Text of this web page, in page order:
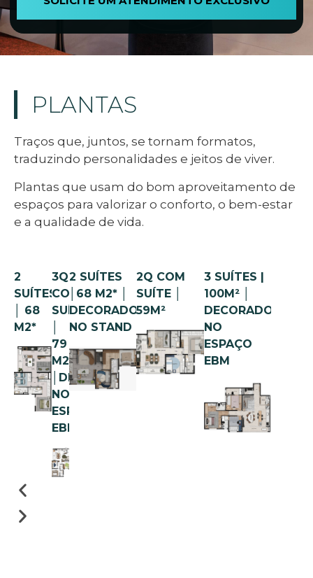
PLANTAS
Traços que, juntos, se tornam formatos,
traduzindo personalidades e jeitos de viver.
Plantas que usam do bom aproveitamento de
espaços para valorizar o conforto, o bem-estar
e a qualidade de vida.
2
SUÍTES
│ 68
M2*
3Q
COM
SUÍTE
79
M2
│DECORADO
NO
ESPAÇO
EBM
2 SUÍTES
│68 M2* │
DECORADO
NO STAND
2Q COM
SUÍTE │
59M²
3 SUÍTES |
100M² │
DECORADO
NO
ESPAÇO
EBM